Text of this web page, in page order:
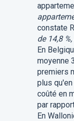
constate
de 14,8
En
moyenne
premiers
plus
coûté en
par
En